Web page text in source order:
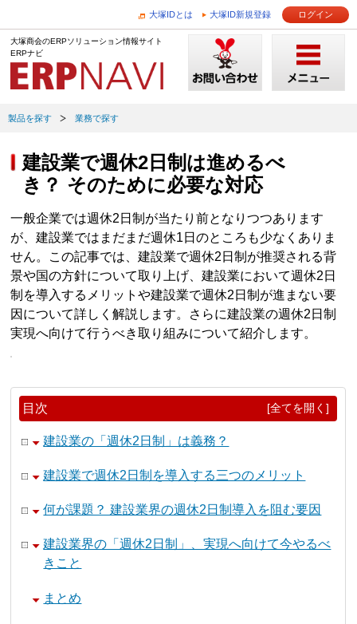
大塚IDとは 大塚ID新規登録 ログイン
大塚商会のERPソリューション情報サイト
ERPナビ
製品を探す 業務で探す
建設業で週休2日制は進めるべ
き？ そのために必要な対応
一般企業では週休2日制が当たり前となりつつあります
が、建設業ではまだまだ週休1日のところも少なくありま
せん。この記事では、建設業で週休2日制が推奨される背
景や国の方針について取り上げ、建設業において週休2日
制を導入するメリットや建設業で週休2日制が進まない要
因について詳しく解説します。さらに建設業の週休2日制
実現へ向けて行うべき取り組みについて紹介します。
目次 [全てを開く]
建設業の「週休2日制」は義務？
建設業で週休2日制を導入する三つのメリット
何が課題？ 建設業界の週休2日制導入を阻む要因
建設業界の「週休2日制」、実現へ向けて今やるべ
きこと
まとめ